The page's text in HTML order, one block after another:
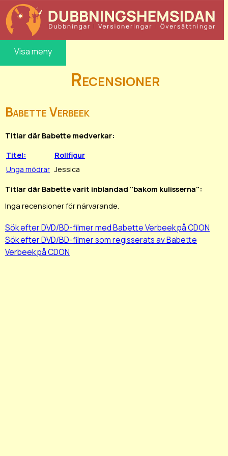
Visa meny
Recensioner
Babette Verbeek
Titlar där Babette medverkar:
Titel:
Rollfigur
Unga mödrar Jessica
Titlar där Babette varit inblandad "bakom kulisserna":
Inga recensioner för närvarande.
Sök efter DVD/BD-filmer med Babette Verbeek på CDON
Sök efter DVD/BD-filmer som regisserats av Babette
Verbeek på CDON